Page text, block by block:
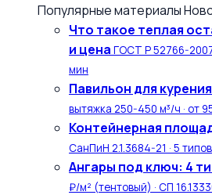
Популярные материалы
Что такое теплая
и цена ГОСТ Р 52766-2007
мин
Павильон для
вытяжка 250-450 м³/ч · от
Контейнерная
СанПиН 2.1.3684-21 · 5
Ангары под ключ: 4
₽/м² (тентовый) · СП